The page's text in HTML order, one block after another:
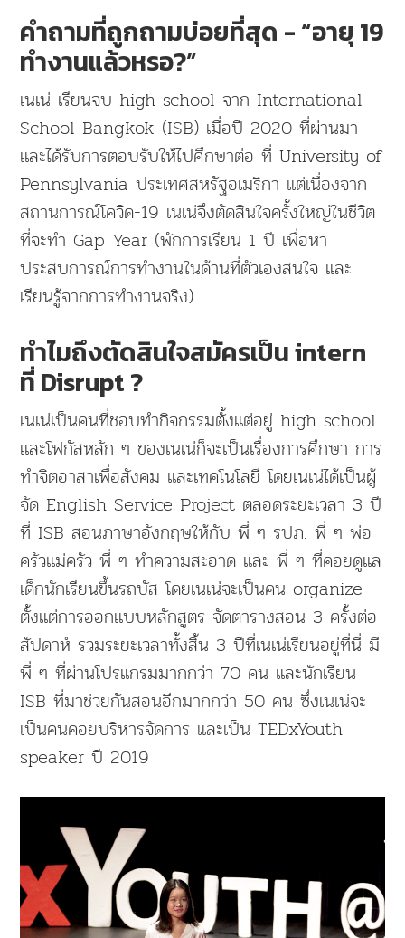
คำถามที่ถูกถามบ่อยที่สุด - “อายุ 19
ทำงานแล้วหรอ?”
เนเน่ เรียนจบ high school จาก International
School Bangkok (ISB) เมื่อปี 2020 ที่ผ่านมา
และได้รับการตอบรับให้ไปศึกษาต่อ ที่ University of
Pennsylvania ประเทศสหรัฐอเมริกา แต่เนื่องจาก
สถานการณ์โควิด-19 เนเน่จึงตัดสินใจครั้งใหญ่ในชีวิต
ที่จะทำ Gap Year (พักการเรียน 1 ปี เพื่อหา
ประสบการณ์การทำงานในด้านที่ตัวเองสนใจ และ
เรียนรู้จากการทำงานจริง)
ทำไมถึงตัดสินใจสมัครเป็น intern
ที่ Disrupt ?
เนเน่เป็นคนที่ชอบทำกิจกรรมตั้งแต่อยู่ high school
และโฟกัสหลัก ๆ ของเนเน่ก็จะเป็นเรื่องการศึกษา การ
ทำจิตอาสาเพื่อสังคม และเทคโนโลยี โดยเนเน่ได้เป็นผู้
จัด English Service Project ตลอดระยะเวลา 3 ปี
ที่ ISB สอนภาษาอังกฤษให้กับ พี่ ๆ รปภ. พี่ ๆ พ่อ
ครัวแม่ครัว พี่ ๆ ทำความสะอาด และ พี่ ๆ ที่คอยดูแล
เด็กนักเรียนขึ้นรถบัส โดยเนเน่จะเป็นคน organize
ตั้งแต่การออกแบบหลักสูตร จัดตารางสอน 3 ครั้งต่อ
สัปดาห์ รวมระยะเวลาทั้งสิ้น 3 ปีที่เนเน่เรียนอยู่ที่นี่ มี
พี่ ๆ ที่ผ่านโปรแกรมมากกว่า 70 คน และนักเรียน
ISB ที่มาช่วยกันสอนอีกมากกว่า 50 คน ซึ่งเนเน่จะ
เป็นคนคอยบริหารจัดการ และเป็น TEDxYouth
speaker ปี 2019